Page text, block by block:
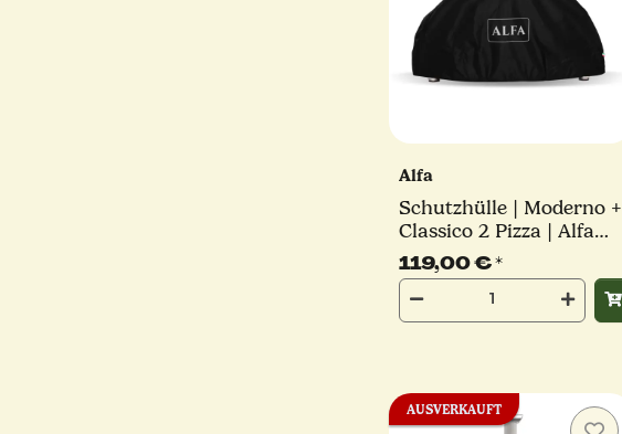
Alfa
Schutzhülle | Moderno +
Classico 2 Pizza | Alfa
Forni
119,00 €*
AUSVERKAUFT